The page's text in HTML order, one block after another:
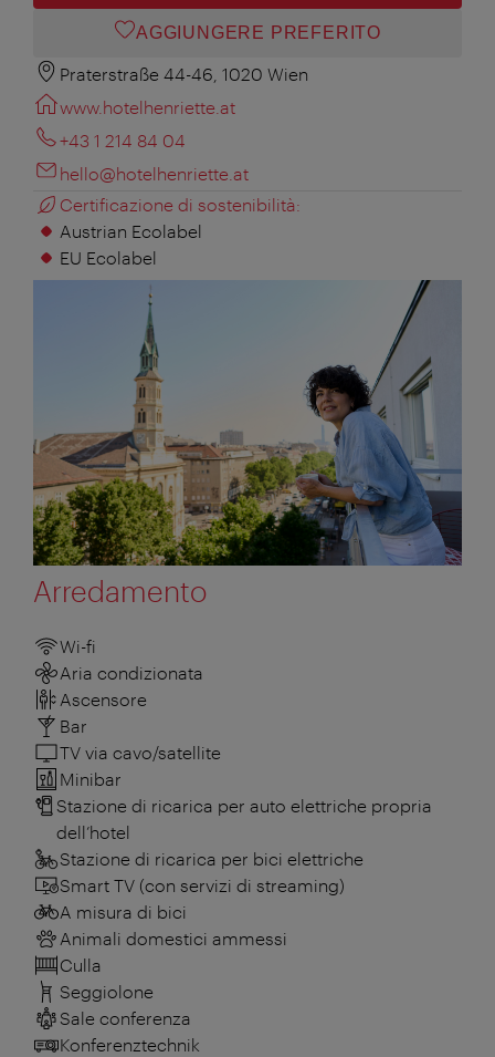
AGGIUNGERE PREFERITO
Praterstraße 44-46, 1020 Wien
www.hotelhenriette.at
+43 1 214 84 04
hello@hotelhenriette.at
Certificazione di sostenibilità:
Austrian Ecolabel
EU Ecolabel
Arredamento
Wi-fi
Aria condizionata
Ascensore
Bar
TV via cavo/satellite
Minibar
Stazione di ricarica per auto elettriche propria
dell’hotel
Stazione di ricarica per bici elettriche
Smart TV (con servizi di streaming)
A misura di bici
Animali domestici ammessi
Culla
Seggiolone
Sale conferenza
Konferenztechnik